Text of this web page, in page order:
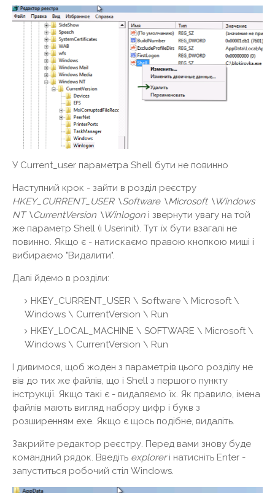
У Current_user параметра Shell бути не повинно
Наступний крок - зайти в розділ реєстру
HKEY_ CURRENT_ USER \Software \Microsoft \Windows
NT \CurrentVersion \Winlogon і звернути увагу на той
же параметр Shell (і Userinit). Тут їх бути взагалі не
повинно. Якщо є - натискаємо правою кнопкою миші і
вибираємо "Видалити".
Далі йдемо в розділи:
HKEY_CURRENT_USER \ Software \ Microsoft \
Windows \ CurrentVersion \ Run
HKEY_LOCAL_MACHINE \ SOFTWARE \ Microsoft \
Windows \ CurrentVersion \ Run
І дивимося, щоб жоден з параметрів цього розділу не
вів до тих же файлів, що і Shell з першого пункту
інструкції. Якщо такі є - видаляємо їх. Як правило, імена
файлів мають вигляд набору цифр і букв з
розширенням exe. Якщо є щось подібне, видаліть.
Закрийте редактор реєстру. Перед вами знову буде
командний рядок. Введіть explorerі натисніть Enter -
запуститься робочий стіл Windows.